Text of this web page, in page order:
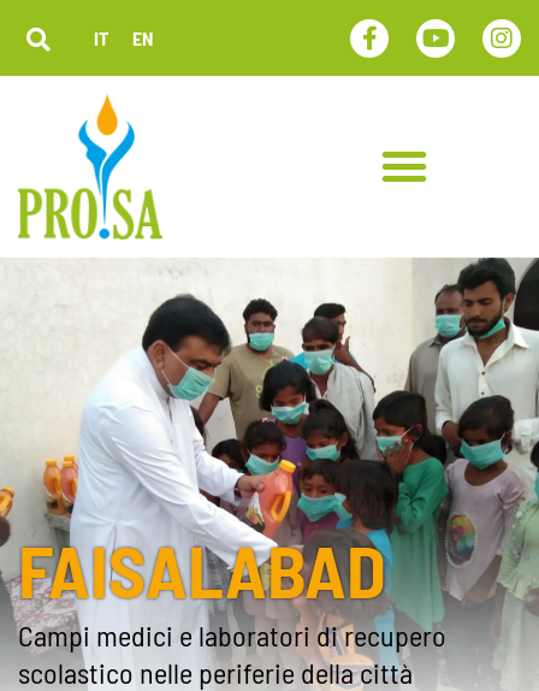
IT EN
FAISALABAD
Campi medici e laboratori di recupero
scolastico nelle periferie della città